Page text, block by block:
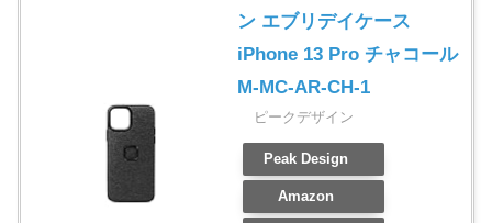
ン エブリデイケース
iPhone 13 Pro チャコール
M-MC-AR-CH-1
ピークデザイン
Peak Design
Amazon